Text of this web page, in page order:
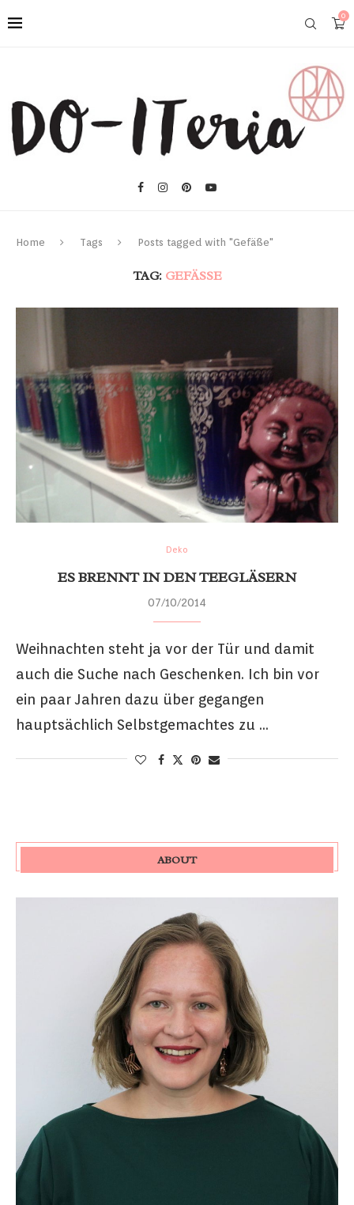
0
Home Tags Posts tagged with "Gefäße"
TAG: GEFÄSSE
Deko
ES BRENNT IN DEN TEEGLÄSERN
07/10/2014
Weihnachten steht ja vor der Tür und damit
auch die Suche nach Geschenken. Ich bin vor
ein paar Jahren dazu über gegangen
hauptsächlich Selbstgemachtes zu …
ABOUT